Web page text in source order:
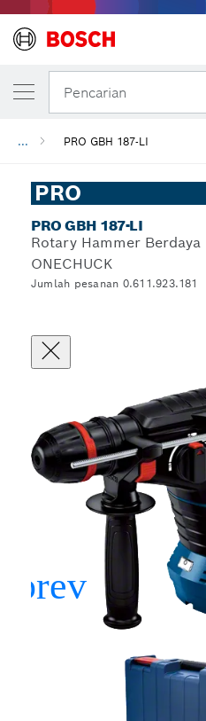
Pencarian
... PRO GBH 187-LI
PRO
PRO GBH 187-LI
Rotary Hammer
ONECHUCK
Jumlah pesanan 0.611.923.181